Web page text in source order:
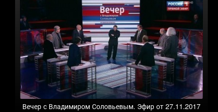
Вечер с Владимиром Соловьевым. Эфир от 27.11.2017